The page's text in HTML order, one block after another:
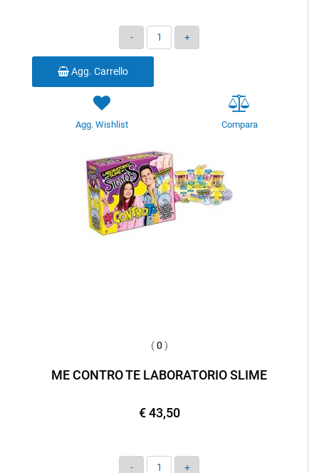
Quantità
Agg. Carrello
Agg. Wishlist Compara
(0 )
ME CONTRO TE LABORATORIO SLIME
€ 43,50
Quantità